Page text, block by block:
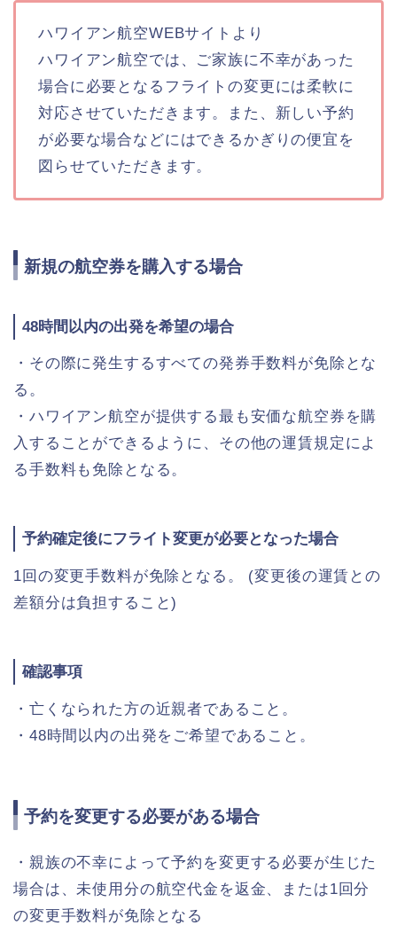
ハワイアン航空WEBサイトより
ハワイアン航空では、ご家族に不幸があった
場合に必要となるフライトの変更には柔軟に
対応させていただきます。また、新しい予約
が必要な場合などにはできるかぎりの便宜を
図らせていただきます。
新規の航空券を購入する場合
48時間以内の出発を希望の場合
・その際に発生するすべての発券手数料が免除とな
る。
・ハワイアン航空が提供する最も安価な航空券を購
入することができるように、その他の運賃規定によ
る手数料も免除となる。
予約確定後にフライト変更が必要となった場合
1回の変更手数料が免除となる。 (変更後の運賃との
差額分は負担すること)
確認事項
・亡くなられた方の近親者であること。
・48時間以内の出発をご希望であること。
予約を変更する必要がある場合
・親族の不幸によって予約を変更する必要が生じた
場合は、未使用分の航空代金を返金、または1回分
の変更手数料が免除となる